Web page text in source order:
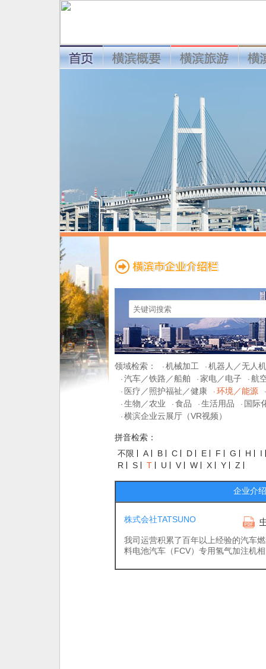
领域检索： · 机械加工 · 机器人／无人机
· 汽车／铁路／船舶 · 家电／电子 · 航
· 医疗／照护福祉／健康 · 环境／能源
·
· 生物／农业 · 食品 · 生活用品 · 国际
· 横滨企业云展厅（VR视频）
拼音检索：
不限
A B C D E F G H
I
R
S T U V W X Y Z
企业介绍
株式会社TATSUNO
我司运营积累了百年以上经验的汽车
料电池汽车（FCV）专用氢气加注机